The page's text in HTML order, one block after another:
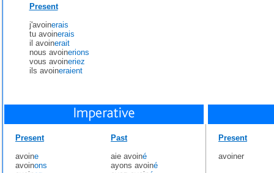
Present
j'avoinerais
tu avoinerais
il avoinerait
nous avoinerions
vous avoineriez
ils avoineraient
Present
avoine
avoinons
Past
aie avoiné
ayons avoiné
Present
avoiner